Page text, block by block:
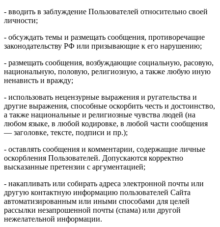
- вводить в заблуждение Пользователей относительно своей
личности;
- обсуждать темы и размещать сообщения, противоречащие
законодательству РФ или призывающие к его нарушению;
- размещать сообщения, возбуждающие социальную, расовую,
национальную, половую, религиозную, а также любую иную
ненависть и вражду;
- использовать нецензурные выражения и ругательства и
другие выражения, способные оскорбить честь и достоинство,
а также национальные и религиозные чувства людей (на
любом языке, в любой кодировке, в любой части сообщения
— заголовке, тексте, подписи и пр.);
- оставлять сообщения и комментарии, содержащие личные
оскорбления Пользователей. Допускаются корректно
высказанные претензии с аргументацией;
- накапливать или собирать адреса электронной почты или
другую контактную информацию пользователей Сайта
автоматизированным или иными способами для целей
рассылки незапрошенной почты (спама) или другой
нежелательной информации.